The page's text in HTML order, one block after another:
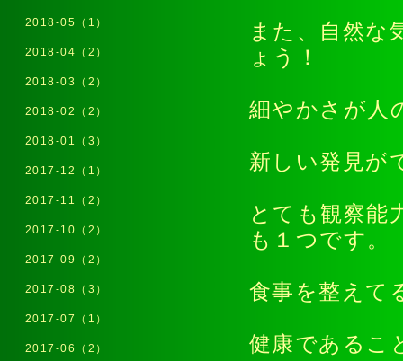
また、自然な
ょう！
細やかさが人
新しい発見が
とても観察能
も１つです。
食事を整えて
健康であるこ
2018-05（1）
2018-04（2）
2018-03（2）
2018-02（2）
2018-01（3）
2017-12（1）
2017-11（2）
2017-10（2）
2017-09（2）
2017-08（3）
2017-07（1）
2017-06（2）